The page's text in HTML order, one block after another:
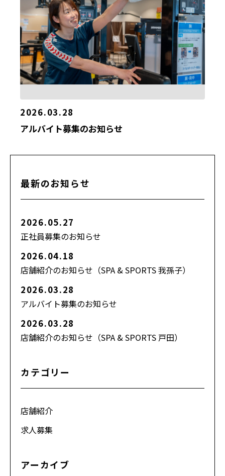
2026.03.28
アルバイト募集のお知らせ
最新のお知らせ
2026.05.27
正社員募集のお知らせ
2026.04.18
店舗紹介のお知らせ（SPA & SPORTS 我孫子）
2026.03.28
アルバイト募集のお知らせ
2026.03.28
店舗紹介のお知らせ（SPA & SPORTS 戸田）
カテゴリー
店舗紹介
求人募集
アーカイブ